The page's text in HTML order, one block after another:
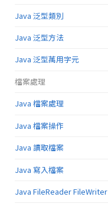
Java 泛型類別
Java 泛型方法
Java 泛型萬用字元
檔案處理
Java 檔案處理
Java 檔案操作
Java 讀取檔案
Java 寫入檔案
Java FileReader FileWriter